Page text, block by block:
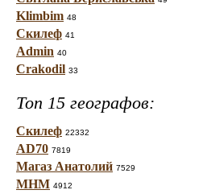
Klimbim 48
Скилеф 41
Admin 40
Crakodil 33
Топ 15 географов:
Скилеф 22332
AD70 7819
Магаз Анатолий 7529
МНМ 4912